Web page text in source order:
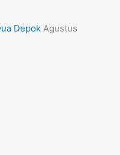
Depok Agustus